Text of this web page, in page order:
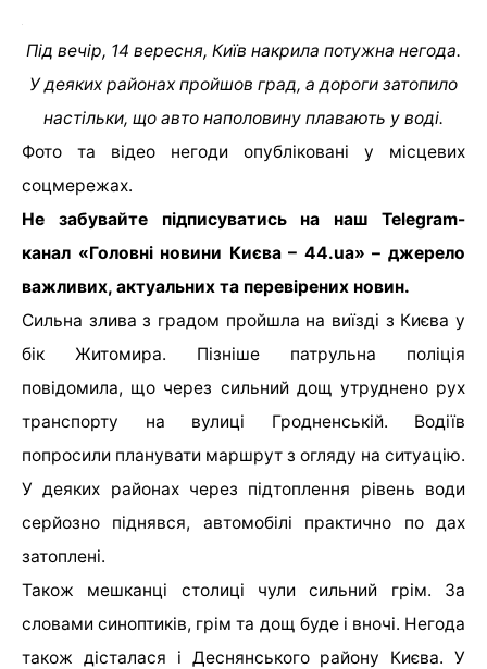
Під вечір, 14 вересня, Київ накрила потужна негода.
У деяких районах пройшов град, а дороги затопило
настільки, що авто наполовину плавають у воді.
Фото та відео негоди опубліковані у місцевих
соцмережах.
Не забувайте підписуватись на наш Telegram-
канал «Головні новини Києва – 44.ua» – джерело
важливих, актуальних та перевірених новин.
Сильна злива з градом пройшла на виїзді з Києва у
бік Житомира. Пізніше патрульна поліція
повідомила, що через сильний дощ утруднено рух
транспорту на вулиці Гродненській. Водіїв
попросили планувати маршрут з огляду на ситуацію.
У деяких районах через підтоплення рівень води
серйозно піднявся, автомобілі практично по дах
затоплені.
Також мешканці столиці чули сильний грім. За
словами синоптиків, грім та дощ буде і вночі. Негода
також дісталася і Деснянського району Києва. У